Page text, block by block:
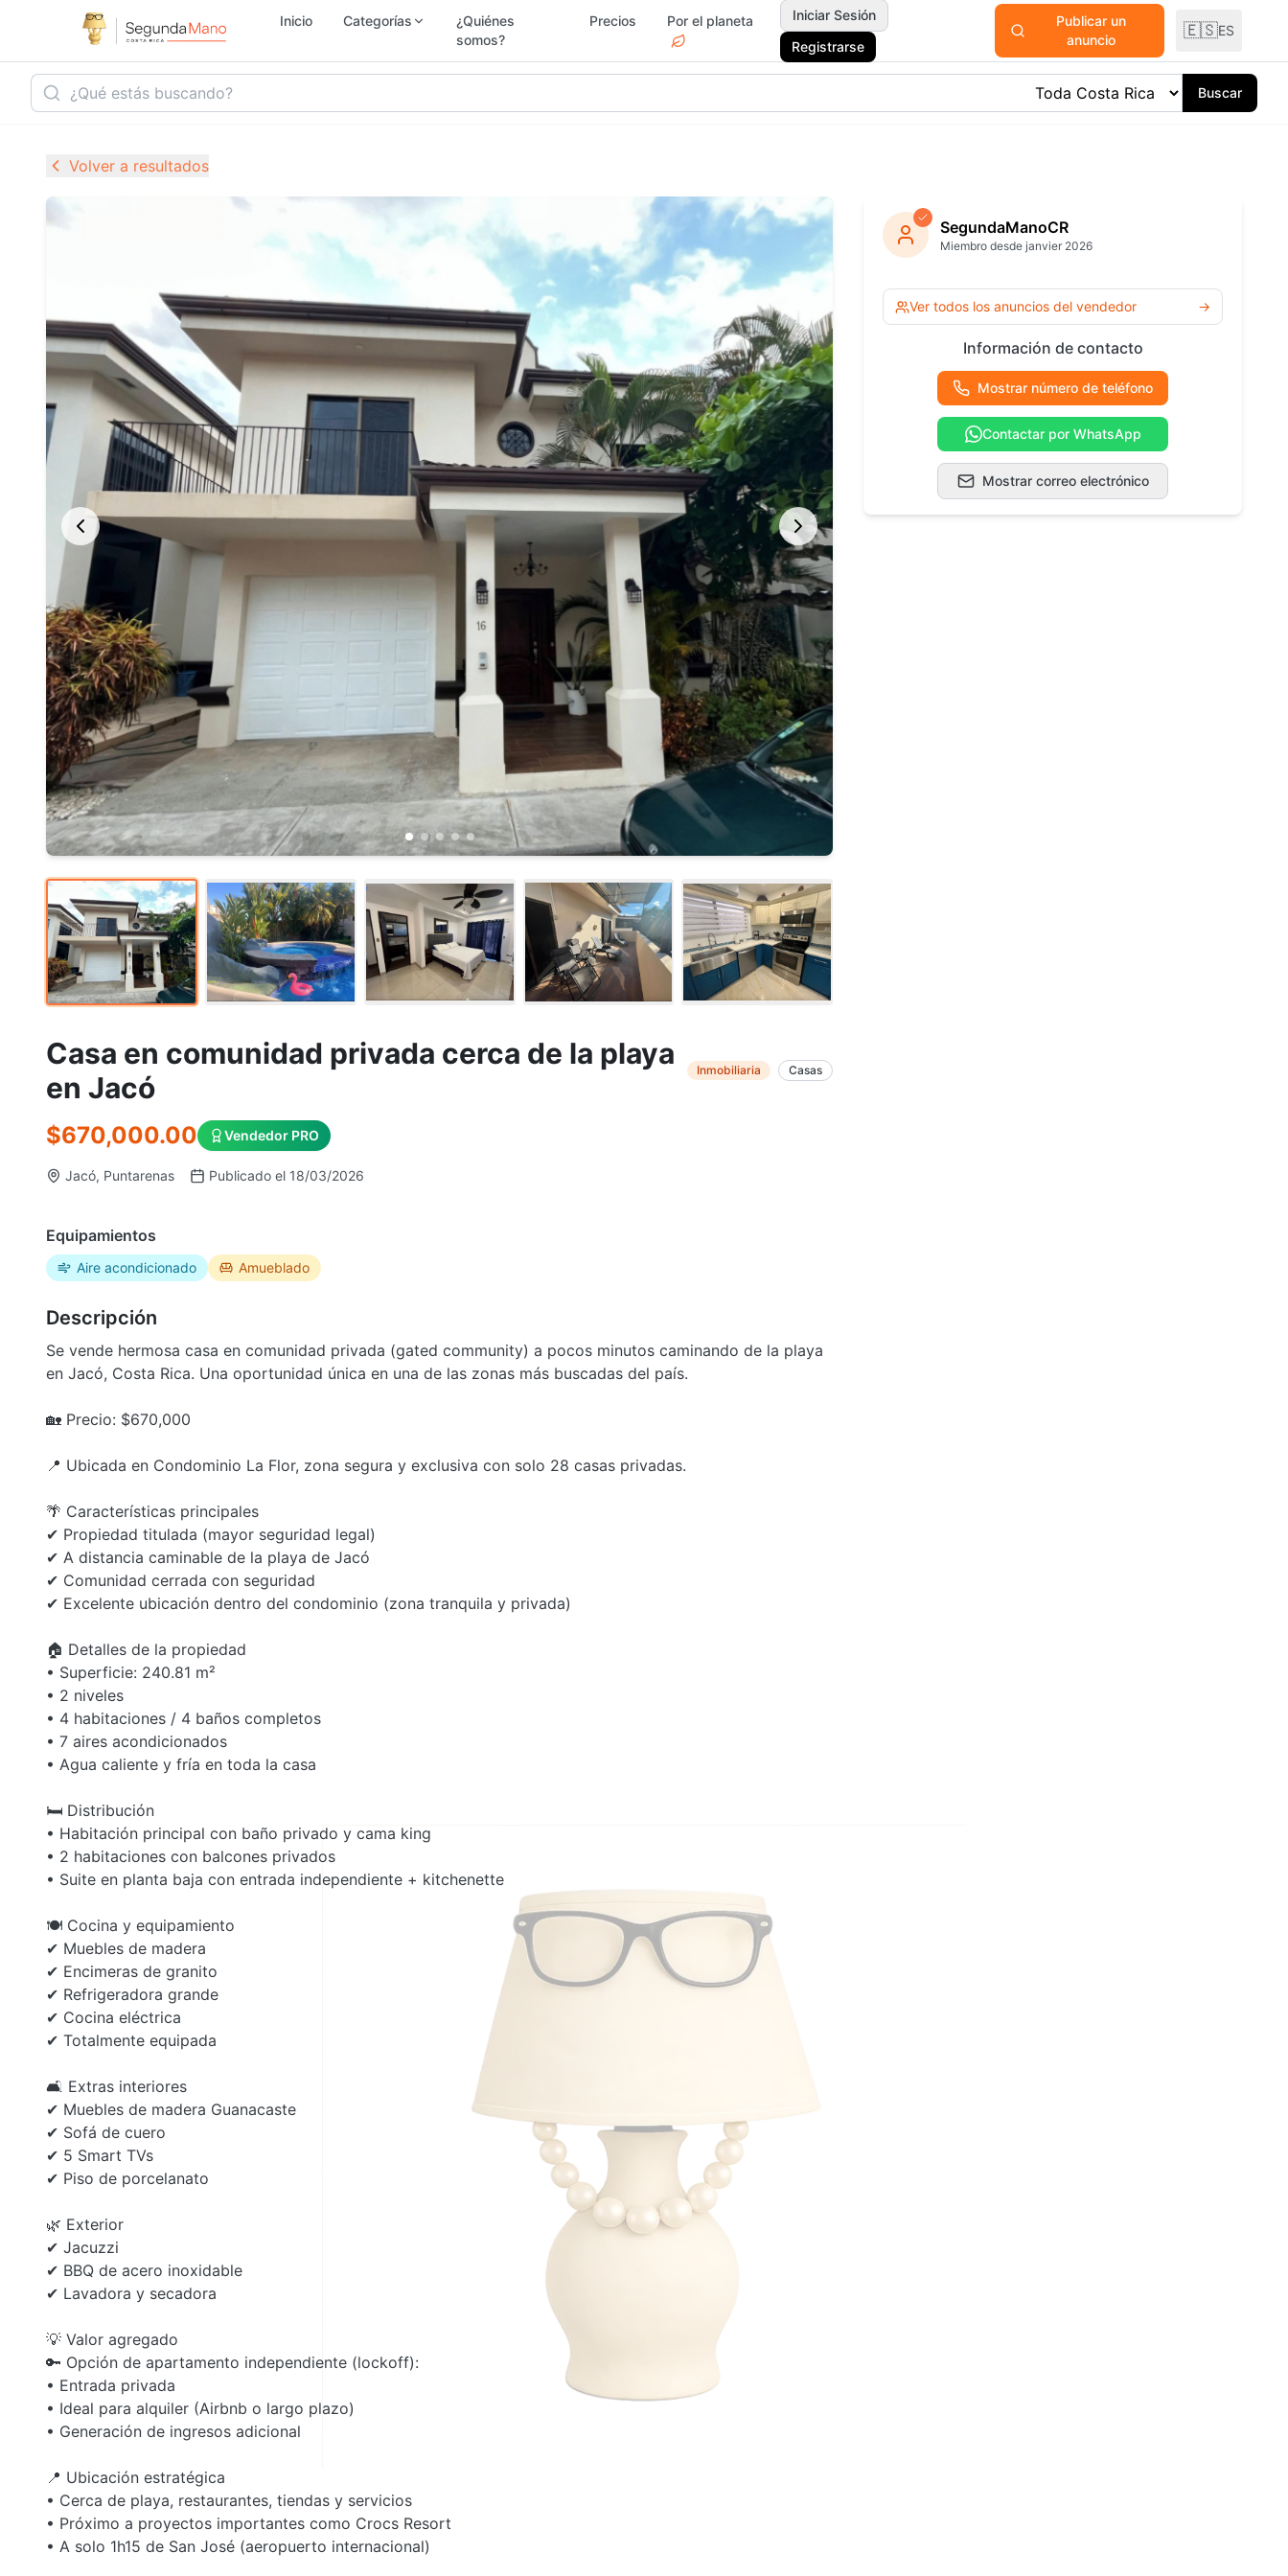
Inicio Categorías
¿Quiénes
somos?
Precios Por el planeta
Iniciar Sesión
Registrarse
Publicar un
anuncio
🇪🇸ES
Vehículos
Empleo
Mascotas
Juegos y Juguetes
Moda y
Accesorios
Vacacionales
Actividades y Ocio
Jardín y Plantas
Ferretería y
Droguería
Surf & Océano
Ver todas las
categorías
Buscar
Volver a resultados
Casa en comunidad privada cerca de la playa
en Jacó
Inmobiliaria Casas
$670,000.00 Vendedor PRO
Jacó, Puntarenas Publicado el 18/03/2026
Equipamientos
Aire acondicionado Amueblado
Descripción
Se vende hermosa casa en comunidad privada (gated community) a pocos minutos caminando de la playa
en Jacó, Costa Rica. Una oportunidad única en una de las zonas más buscadas del país.
🏡 Precio: $670,000
📍 Ubicada en Condominio La Flor, zona segura y exclusiva con solo 28 casas privadas.
🌴 Características principales
✔ Propiedad titulada (mayor seguridad legal)
✔ A distancia caminable de la playa de Jacó
✔ Comunidad cerrada con seguridad
✔ Excelente ubicación dentro del condominio (zona tranquila y privada)
🏠 Detalles de la propiedad
• Superficie: 240.81 m²
• 2 niveles
• 4 habitaciones / 4 baños completos
• 7 aires acondicionados
• Agua caliente y fría en toda la casa
🛏 Distribución
• Habitación principal con baño privado y cama king
• 2 habitaciones con balcones privados
• Suite en planta baja con entrada independiente + kitchenette
🍽 Cocina y equipamiento
✔ Muebles de madera
✔ Encimeras de granito
✔ Refrigeradora grande
✔ Cocina eléctrica
✔ Totalmente equipada
🛋 Extras interiores
✔ Muebles de madera Guanacaste
✔ Sofá de cuero
✔ 5 Smart TVs
✔ Piso de porcelanato
🌿 Exterior
✔ Jacuzzi
✔ BBQ de acero inoxidable
✔ Lavadora y secadora
💡 Valor agregado
🔑 Opción de apartamento independiente (lockoff):
• Entrada privada
• Ideal para alquiler (Airbnb o largo plazo)
• Generación de ingresos adicional
📍 Ubicación estratégica
• Cerca de playa, restaurantes, tiendas y servicios
• Próximo a proyectos importantes como Crocs Resort
• A solo 1h15 de San José (aeropuerto internacional)
SegundaManoCR
Miembro desde janvier 2026
Ver todos los anuncios del vendedor →
Información de contacto
Mostrar número de teléfono
Contactar por WhatsApp
Mostrar correo electrónico